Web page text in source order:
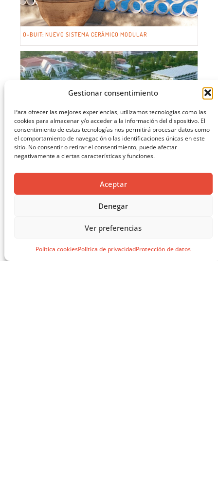
Gestionar consentimiento
Para ofrecer las mejores experiencias, utilizamos tecnologías como las
cookies para almacenar y/o acceder a la información del dispositivo. El
consentimiento de estas tecnologías nos permitirá procesar datos como
el comportamiento de navegación o las identificaciones únicas en este
sitio. No consentir o retirar el consentimiento, puede afectar
negativamente a ciertas características y funciones.
Aceptar
Denegar
Ver preferencias
Política cookiesPolítica de privacidadProtección de datos
O-BUIT: NUEVO SISTEMA CERÁMICO MODULAR